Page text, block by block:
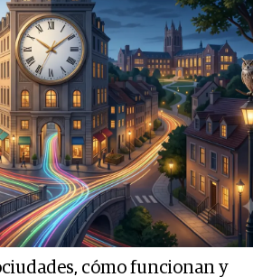
cómo funcionan y